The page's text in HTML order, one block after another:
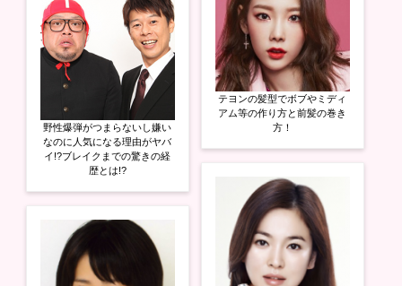
野性爆弾がつまらないし嫌い
なのに人気になる理由がヤバ
イ!?ブレイクまでの驚きの経
歴とは!?
テヨンの髪型でボブやミディ
アム等の作り方と前髪の巻き
方！